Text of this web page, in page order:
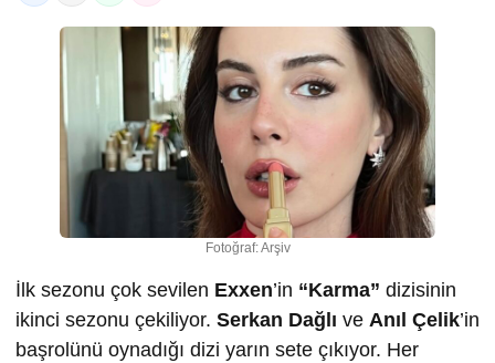
Fotoğraf: Arşiv
İlk sezonu çok sevilen Exxen’in “Karma” dizisinin
ikinci sezonu çekiliyor. Serkan Dağlı ve Anıl Çelik’in
başrolünü oynadığı dizi yarın sete çıkıyor. Her